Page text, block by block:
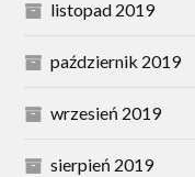
listopad 2019
październik 2019
wrzesień 2019
sierpień 2019